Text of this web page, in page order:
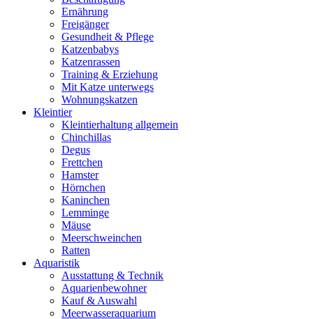
Ernährung
Freigänger
Gesundheit & Pflege
Katzenbabys
Katzenrassen
Training & Erziehung
Mit Katze unterwegs
Wohnungskatzen
Kleintier
Kleintierhaltung allgemein
Chinchillas
Degus
Frettchen
Hamster
Hörnchen
Kaninchen
Lemminge
Mäuse
Meerschweinchen
Ratten
Aquaristik
Ausstattung & Technik
Aquarienbewohner
Kauf & Auswahl
Meerwasseraquarium